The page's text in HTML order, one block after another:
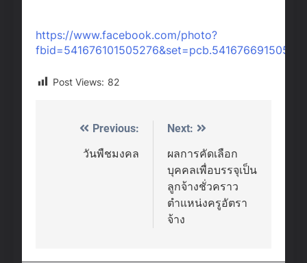
https://www.facebook.com/photo?
fbid=541676101505276&set=pcb.541676691505217
Post Views: 82
Post
navigation
Previous:
วันพืชมงคล
Next:
ผลการคัดเลือก
บุคคลเพื่อบรรจุเป็น
ลูกจ้างชั่วคราว
ตำแหน่งครูอัตรา
จ้าง